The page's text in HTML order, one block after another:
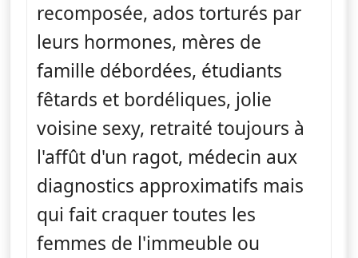
recomposée, ados torturés par
leurs hormones, mères de
famille débordées, étudiants
fêtards et bordéliques, jolie
voisine sexy, retraité toujours à
l'affût d'un ragot, médecin aux
diagnostics approximatifs mais
qui fait craquer toutes les
femmes de l'immeuble ou